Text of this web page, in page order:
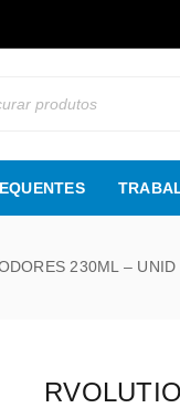
230ML – UNID